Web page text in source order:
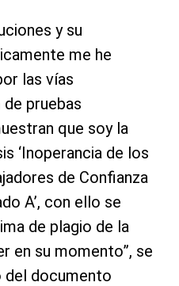
y su
me he
las vías
pruebas
que soy la
‘Inoperancia de los
de Confianza
A’, con ello se
de plagio de la
en su momento”, se
del documento